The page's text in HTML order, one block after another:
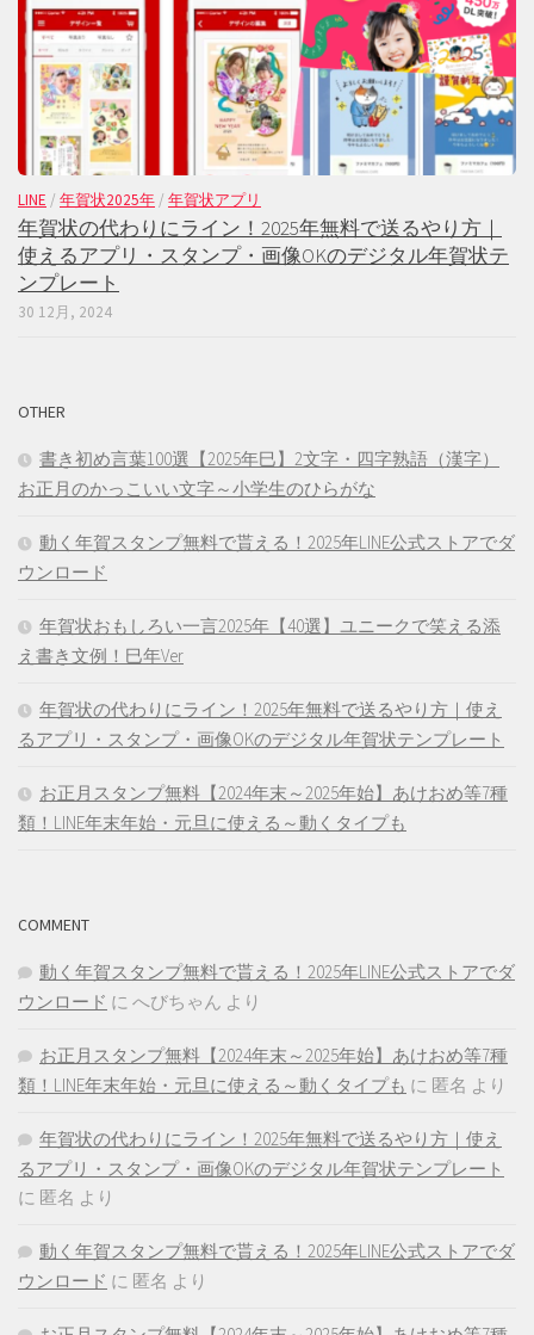
LINE / 年賀状2025年 / 年賀状アプリ
年賀状の代わりにライン！2025年無料で送るやり方｜
使えるアプリ・スタンプ・画像OKのデジタル年賀状テ
ンプレート
30 12月, 2024
OTHER
書き初め言葉100選【2025年巳】2文字・四字熟語（漢字）
お正月のかっこいい文字～小学生のひらがな
動く年賀スタンプ無料で貰える！2025年LINE公式ストアでダ
ウンロード
年賀状おもしろい一言2025年【40選】ユニークで笑える添
え書き文例！巳年Ver
年賀状の代わりにライン！2025年無料で送るやり方｜使え
るアプリ・スタンプ・画像OKのデジタル年賀状テンプレート
お正月スタンプ無料【2024年末～2025年始】あけおめ等7種
類！LINE年末年始・元旦に使える～動くタイプも
COMMENT
動く年賀スタンプ無料で貰える！2025年LINE公式ストアでダ
ウンロード に へびちゃん より
お正月スタンプ無料【2024年末～2025年始】あけおめ等7種
類！LINE年末年始・元旦に使える～動くタイプも に 匿名 より
年賀状の代わりにライン！2025年無料で送るやり方｜使え
るアプリ・スタンプ・画像OKのデジタル年賀状テンプレート
に 匿名 より
動く年賀スタンプ無料で貰える！2025年LINE公式ストアでダ
ウンロード に 匿名 より